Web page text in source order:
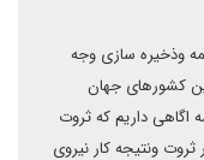
وذخیره سازی وجه
کشورهای جهان
اگاهی داریم که ثروت
ونتیجه کار نیروی